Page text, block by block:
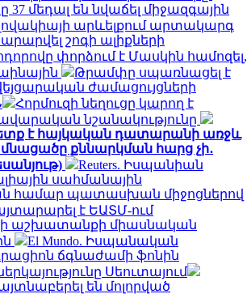
37 մեդալ են նվաճել միջազգային
արևելքում արտակարգ
շոգի ալիքների
փորձում է Մասկին համոզել,
Թրամփը սպառնացել է
ժամացույցների
Հորմուզի նեղուցը կարող է
նշանակությունը
է հայկական դատարանի առջև
մնացածը քննարկման հարց չի․
Reuters. Իսպանիան
սահմանային
համար պատասխան միջոցներով
է ԵԱՏՄ-ում
աշխատանքի միասնական
El Mundo. Իսպանական
ճգնաժամի ֆոնին
Սեուտայում
են մոլորված